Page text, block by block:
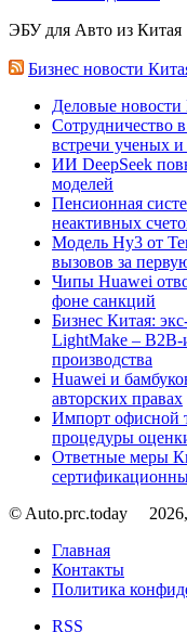
ЭБУ для Авто из Китая
Бизнес новости
Деловые
Сотрудничество
встречи ученых
ИИ DeepSeek
моделей
Пенсионная
неактивных
Модель Hy3 от
вызовов за
Чипы Huawei
фоне санкций
Бизнес Китая:
LightMake – B2B-
производства
Huawei и
авторских правах
Импорт офисной
процедуры
Ответные меры
© Auto.prc.today
Главная
Контакты
Политика
RSS